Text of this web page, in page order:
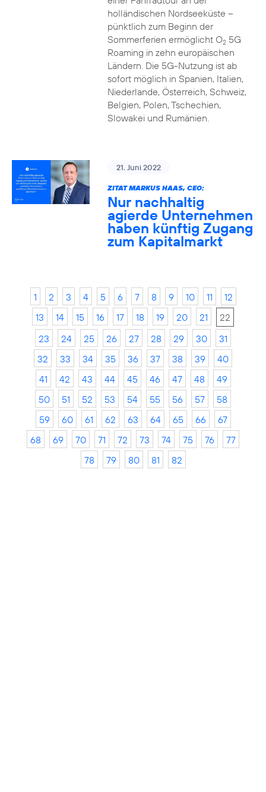
holländischen Nordseeküste –
pünktlich zum Beginn der
Sommerferien ermöglicht O25G
Roaming in zehn europäischen
Ländern. Die 5G-Nutzung ist ab
sofort möglich in Spanien, Italien,
Niederlande, Österreich, Schweiz,
Belgien, Polen, Tschechien,
Slowakei und Rumänien.
21. Juni 2022
ZITAT MARKUS HAAS, CEO:
Nur nachhaltig
agierde Unternehmen
haben künftig Zugang
zum Kapitalmarkt
1 2 3 4 5 6 7 8 9 10 11
12
13
14 15 16 17 18 19 20 21
22
23
24 25 26 27 28 29 30
31
32
33 34 35 36 37 38 39
40
41
42 43 44 45 46 47 48
49
50
51 52 53 54 55 56 57
58
59
60 61 62 63 64 65 66
67
68
69 70 71 72 73 74 75 76
77
78
79 80 81 82